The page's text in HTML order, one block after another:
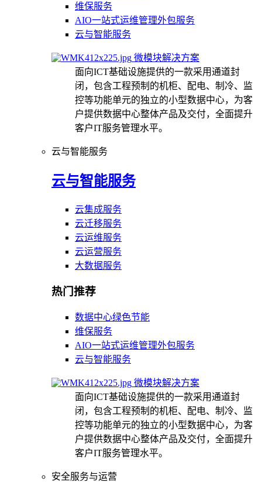
维保服务
AIO一站式运维管理外包服务
云与智能服务
微模块解决方案
面向ICT基础设施提供的一款采用通道封
闭，包含工程预制的机柜、配电、制冷、监
控等功能单元的独立的小型数据中心，为客
户提供数据中心整体产品及交付，全面提升
客户IT服务管理水平。
云与智能服务
云与智能服务
云集成服务
云迁移服务
云运维服务
云运营服务
大数据服务
热门推荐
数据中心绿色节能
维保服务
AIO一站式运维管理外包服务
云与智能服务
微模块解决方案
面向ICT基础设施提供的一款采用通道封
闭，包含工程预制的机柜、配电、制冷、监
控等功能单元的独立的小型数据中心，为客
户提供数据中心整体产品及交付，全面提升
客户IT服务管理水平。
安全服务与运营